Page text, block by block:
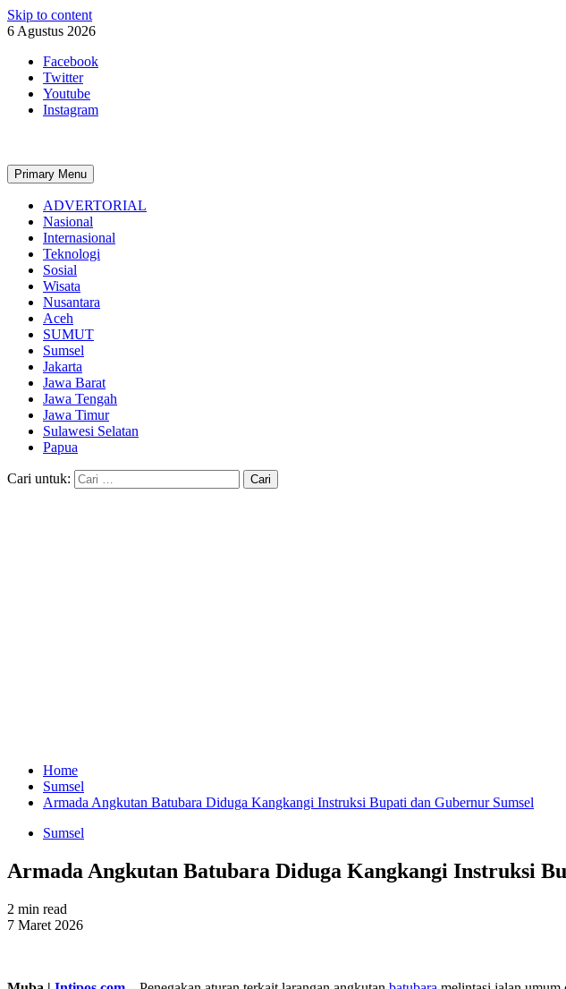
Skip to content
6 Agustus 2026
Facebook
Twitter
Youtube
Instagram
Primary Menu
ADVERTORIAL
Nasional
Internasional
Teknologi
Sosial
Wisata
Nusantara
Aceh
SUMUT
Sumsel
Jakarta
Jawa Barat
Jawa Tengah
Jawa Timur
Sulawesi Selatan
Papua
Cari untuk:
Home
Sumsel
Armada Angkutan Batubara Diduga Kangkangi Instruksi Bupati dan Gubernur Sumsel
Sumsel
Armada Angkutan Batubara Diduga Kangkangi Instruksi
2 min read
7 Maret 2026